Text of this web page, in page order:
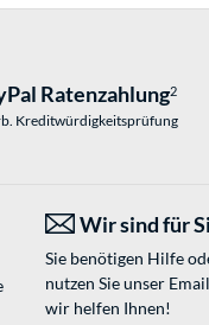
Ratenzahlung2
Kreditwürdigkeitsprüfung
Wir sind für
Sie benötigen Hilfe
nutzen Sie unser
wir helfen Ihnen!